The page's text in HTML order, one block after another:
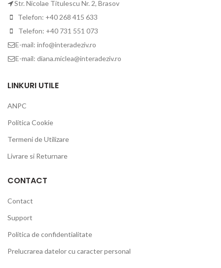
Str. Nicolae Titulescu Nr. 2, Brasov
Telefon: +40 268 415 633
Telefon: +40 731 551 073
E-mail: info@interadeziv.ro
E-mail: diana.miclea@interadeziv.ro
LINKURI UTILE
ANPC
Politica Cookie
Termeni de Utilizare
Livrare si Returnare
CONTACT
Contact
Support
Politica de confidentialitate
Prelucrarea datelor cu caracter personal